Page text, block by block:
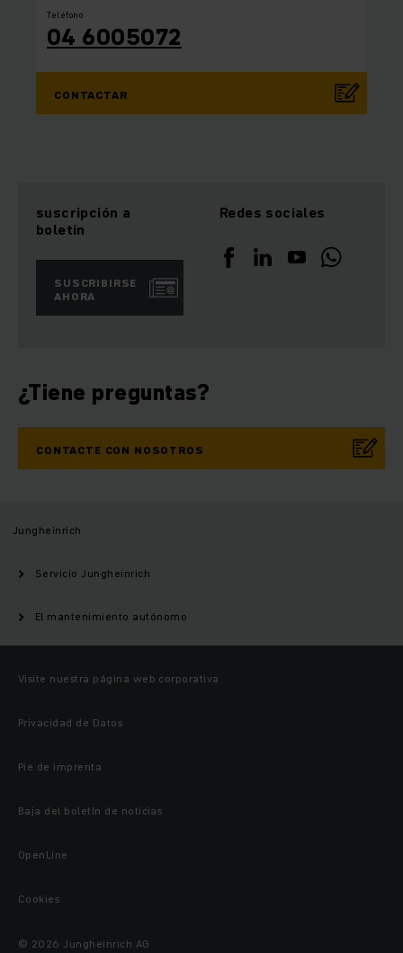
Teléfono
04 6005072
CONTACTAR
suscripción a
boletín
SUSCRIBIRSE
AHORA
Redes sociales
¿Tiene preguntas?
CONTACTE CON NOSOTROS
Jungheinrich
Servicio Jungheinrich
El mantenimiento autónomo
Visite nuestra página web corporativa
Privacidad de Datos
Pie de imprenta
Baja del boletín de noticias
OpenLine
Cookies
© 2026 Jungheinrich AG